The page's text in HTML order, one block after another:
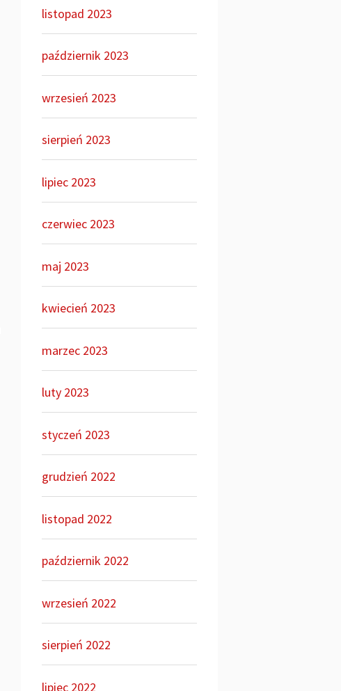
listopad 2023
październik 2023
wrzesień 2023
sierpień 2023
lipiec 2023
czerwiec 2023
maj 2023
kwiecień 2023
marzec 2023
luty 2023
styczeń 2023
grudzień 2022
listopad 2022
październik 2022
wrzesień 2022
sierpień 2022
lipiec 2022